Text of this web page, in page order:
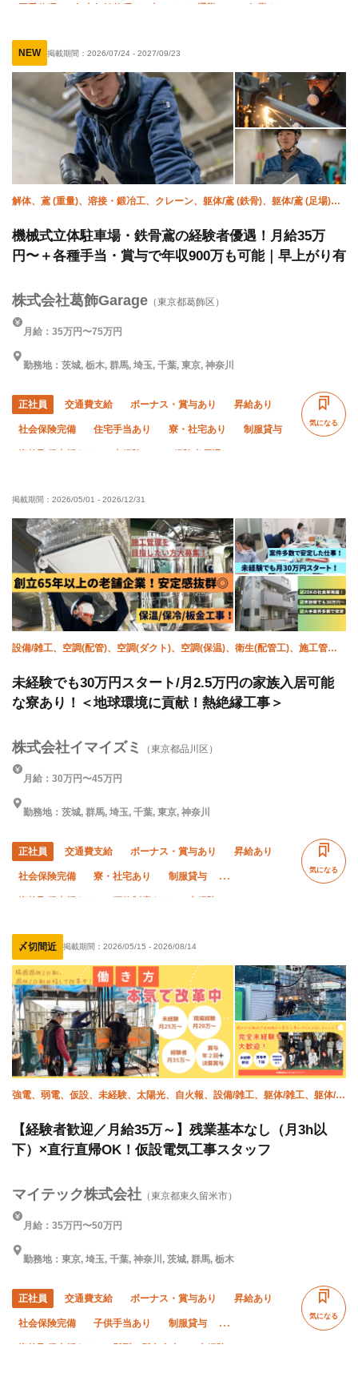
夏季休暇 年末年始休暇 車・バイク通勤OK 転勤なし
資格取得支援あり 髪型・髪色自由
NEW 掲載期間： 2026/07/24 - 2027/09/23
解体、鳶 (重量)、溶接・鍛冶工、クレーン、躯体/鳶 (鉄骨)、躯体/鳶 (足場)、
機械式立体駐車場・鉄骨鳶の経験者優遇！月給35万
円〜＋各種手当・賞与で年収900万も可能｜早上がり有
株式会社葛飾Garage （東京都葛飾区）
月給：35万円〜75万円
勤務地：茨城, 栃木, 群馬, 埼玉, 千葉, 東京, 神奈川
正社員 交通費支給 ボーナス・賞与あり 昇給あり
社会保険完備 住宅手当あり 寮・社宅あり 制服貸与
年末年始休暇 車・バイク通勤OK
気になる
掲載期間： 2026/05/01 - 2026/12/31
設備/雑工、空調(配管)、空調(ダクト)、空調(保温)、衛生(配管工)、施工管理
未経験でも30万円スタート/月2.5万円の家族入居可能
な寮あり！＜地球環境に貢献！熱絶縁工事＞
株式会社イマイズミ （東京都品川区）
月給：30万円〜45万円
勤務地：茨城, 群馬, 埼玉, 千葉, 東京, 神奈川
正社員 交通費支給 ボーナス・賞与あり 昇給あり
社会保険完備 寮・社宅あり 制服貸与
直帰・直行OK 転勤なし 残業月10時間以下
気になる
〆切間近 掲載期間： 2026/05/15 - 2026/08/14
強電、弱電、仮設、未経験、太陽光、自火報、設備/雑工、躯体/雑工、躯体/鳶
【経験者歓迎／月給35万～】残業基本なし（月3h以
下）×直行直帰OK！仮設電気工事スタッフ
マイテック株式会社 （東京都東久留米市）
月給：35万円〜50万円
勤務地：東京, 埼玉, 千葉, 神奈川, 茨城, 群馬, 栃木
正社員 交通費支給 ボーナス・賞与あり 昇給あり
社会保険完備 子供手当あり 制服貸与
資格取得支援あり 髪型・髪色自由 未経験OK
気になる